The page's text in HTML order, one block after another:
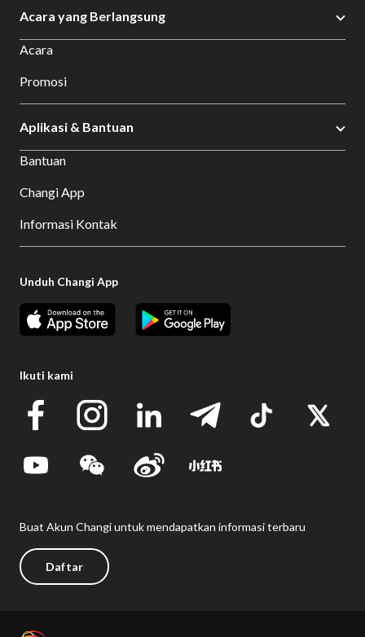
Acara yang Berlangsung
Acara
Promosi
Aplikasi & Bantuan
Bantuan
Changi App
Informasi Kontak
Unduh Changi App
Ikuti kami
Buat Akun Changi untuk mendapatkan informasi terbaru
Daftar